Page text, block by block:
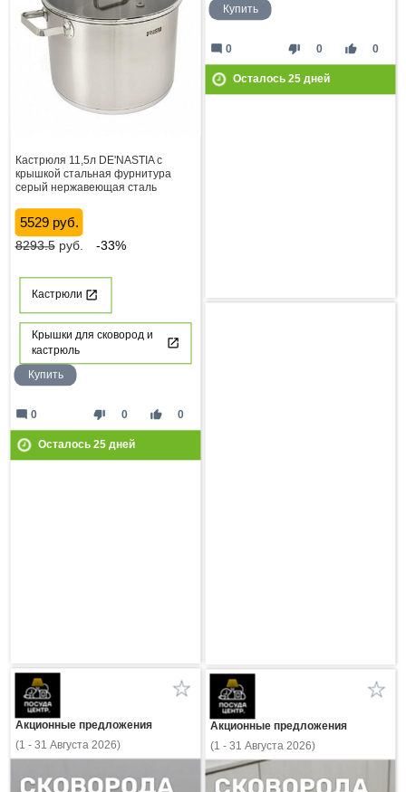
Купить
thumb_down 0 thumb_up 0
mode_comment 0
Осталось 25дней
Кастрюля 11,5л DE'NASTIA с
крышкой стальная фурнитура
серый нержавеющая сталь
5529 руб.
8293.5руб. -33%
Кастрюли
Крышки для сковород и
кастрюль
Купить
thumb_down 0 thumb_up 0
mode_comment 0
Осталось 25дней
Акционные предложения
(1 - 31 Августа 2026)
Акционные предложения
(1 - 31 Августа 2026)